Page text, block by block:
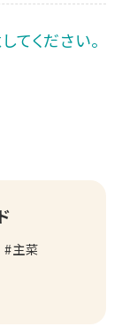
ください。
主菜